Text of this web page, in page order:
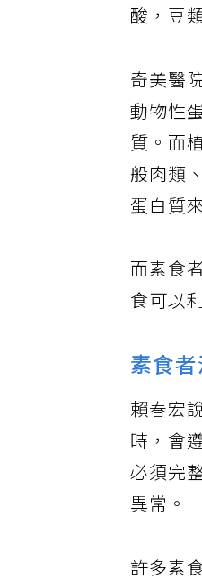
酸，豆
奇美醫
動物性
質。而
般肉類
蛋白質
而素食
食可以
素食
賴春宏
時，會
必須完
異常。